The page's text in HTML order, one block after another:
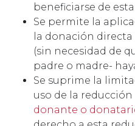
beneficiarse de
Se permite la
la donación
(sin necesidad de
padre o madre-
Se suprime la
uso de la
donante o